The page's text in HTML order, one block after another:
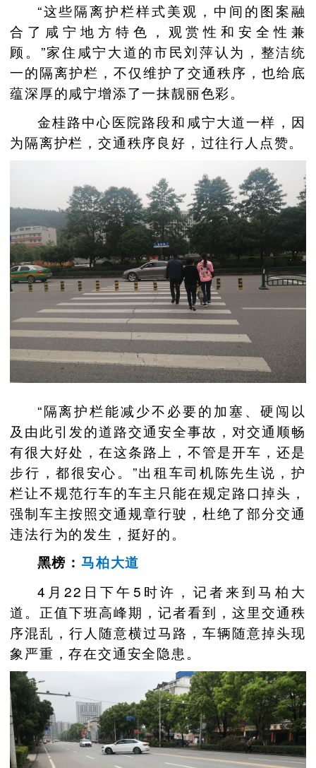
“这些隔离护栏样式美观，中间的图案融
合了咸宁地方特色，观赏性和安全性兼
顾。”家住咸宁大道的市民刘萍认为，整洁统
一的隔离护栏，不仅维护了交通秩序，也给底
蕴深厚的咸宁增添了一抹靓丽色彩。
金桂路中心医院路段和咸宁大道一样，因
为隔离护栏，交通秩序良好，过往行人点赞。
“隔离护栏能减少不必要的加塞、硬闯以
及由此引发的道路交通安全事故，对交通顺畅
有很大好处，在这条路上，不管是开车，还是
步行，都很安心。”出租车司机陈先生说，护
栏让不规范行车的车主只能在规定路口掉头，
强制车主按照交通规章行驶，杜绝了部分交通
违法行为的发生，挺好的。
黑榜： 马柏大道
4月22日下午5时许，记者来到马柏大
道。正值下班高峰期，记者看到，这里交通秩
序混乱，行人随意横过马路，车辆随意掉头现
象严重，存在交通安全隐患。